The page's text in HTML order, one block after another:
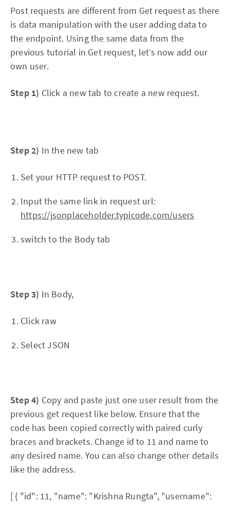
Post requests are different from Get request as there
is data manipulation with the user adding data to
the endpoint. Using the same data from the
previous tutorial in Get request, let’s now add our
own user.
Step 1) Click a new tab to create a new request.
Step 2) In the new tab
Set your HTTP request to POST.
Input the same link in request url:
https://jsonplaceholder.typicode.com/users
switch to the Body tab
Step 3) In Body,
Click raw
Select JSON
Step 4) Copy and paste just one user result from the
previous get request like below. Ensure that the
code has been copied correctly with paired curly
braces and brackets. Change id to 11 and name to
any desired name. You can also change other details
like the address.
[ { "id": 11, "name": "Krishna Rungta", "username":